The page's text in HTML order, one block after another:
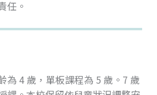
任。
為 4 歲，單板課程為 5 歲。7 歲